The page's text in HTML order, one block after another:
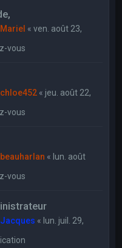
Mariel «ven. août 23,
vous
chloe452 « jeu. août 22,
vous
beauharlan « lun. août
vous
Jacques « lun. juil. 29,